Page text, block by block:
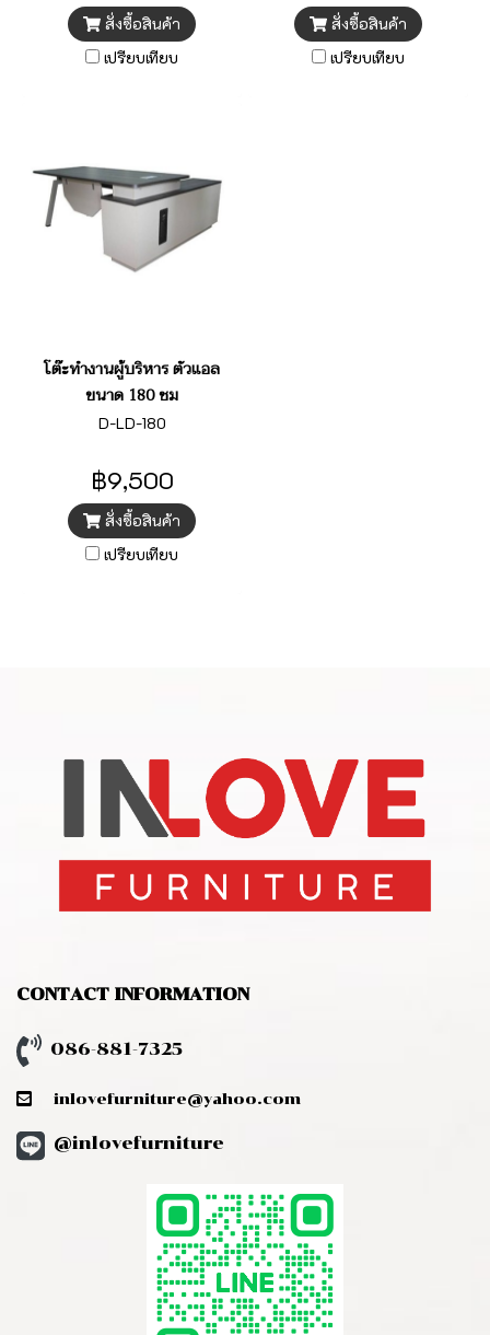
สั่งซื้อสินค้า
เปรียบเทียบ
สั่งซื้อสินค้า
เปรียบเทียบ
โต๊ะทำงานผู้บริหาร ตัวแอล
ขนาด 180 ซม
D-LD-180
฿9,500
สั่งซื้อสินค้า
เปรียบเทียบ
CONTACT INFORMATION
086-881-7325
inlovefurniture@yahoo.com
@inlovefurniture